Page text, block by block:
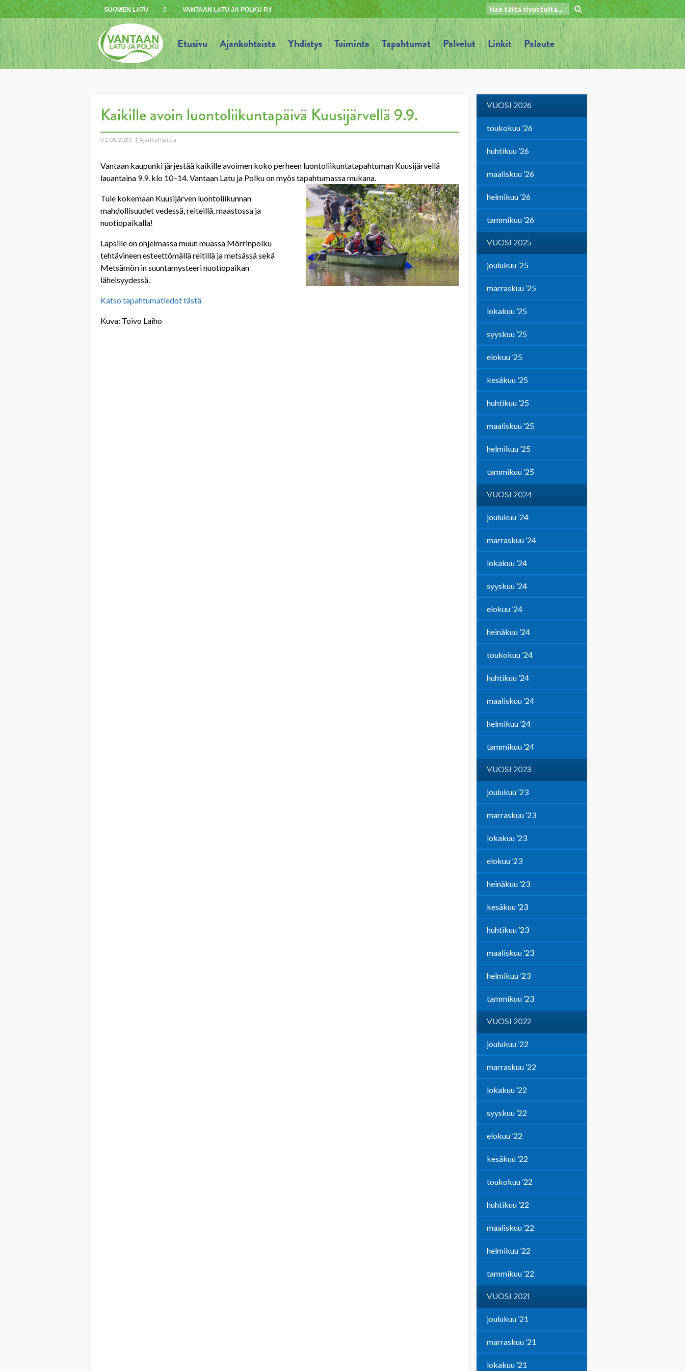
Skip
to
content
SUOMEN LATU VANTAAN LATU JA POLKU RY
Etusivu Ajankohtaista Yhdistys Toiminta Tapahtumat Palvelut Linkit Palaute
Kaikille avoin luontoliikuntapäivä Kuusijärvellä 9.9.
31.08.2023 Ajankohtaista
Vantaan kaupunki järjestää kaikille avoimen koko perheen luontoliikuntatapahtuman Kuusijärvellä
lauantaina 9.9. klo 10–14. Vantaan Latu ja Polku on myös tapahtumassa mukana.
Tule kokemaan Kuusijärven luontoliikunnan
mahdollisuudet vedessä, reiteillä, maastossa ja
nuotiopaikalla!
Lapsille on ohjelmassa muun muassa Mörrinpolku
tehtävineen esteettömällä reitillä ja metsässä sekä
Metsämörrin suuntamysteeri nuotiopaikan
läheisyydessä.
Katso tapahtumatiedot tästä
Kuva: Toivo Laiho
VUOSI 2026
toukokuu ’26
huhtikuu ’26
maaliskuu ’26
helmikuu ’26
tammikuu ’26
VUOSI 2025
joulukuu ’25
marraskuu ’25
lokakuu ’25
syyskuu ’25
elokuu ’25
kesäkuu ’25
huhtikuu ’25
maaliskuu ’25
helmikuu ’25
tammikuu ’25
VUOSI 2024
joulukuu ’24
marraskuu ’24
lokakuu ’24
syyskuu ’24
elokuu ’24
heinäkuu ’24
toukokuu ’24
huhtikuu ’24
maaliskuu ’24
helmikuu ’24
tammikuu ’24
VUOSI 2023
joulukuu ’23
marraskuu ’23
lokakuu ’23
elokuu ’23
heinäkuu ’23
kesäkuu ’23
huhtikuu ’23
maaliskuu ’23
helmikuu ’23
tammikuu ’23
VUOSI 2022
joulukuu ’22
marraskuu ’22
lokakuu ’22
syyskuu ’22
elokuu ’22
kesäkuu ’22
toukokuu ’22
huhtikuu ’22
maaliskuu ’22
helmikuu ’22
tammikuu ’22
VUOSI 2021
joulukuu ’21
marraskuu ’21
lokakuu ’21